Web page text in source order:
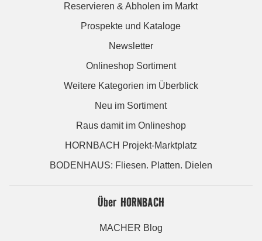
Reservieren & Abholen im Markt
Prospekte und Kataloge
Newsletter
Onlineshop Sortiment
Weitere Kategorien im Überblick
Neu im Sortiment
Raus damit im Onlineshop
HORNBACH Projekt-Marktplatz
BODENHAUS: Fliesen. Platten. Dielen
Über HORNBACH
MACHER Blog